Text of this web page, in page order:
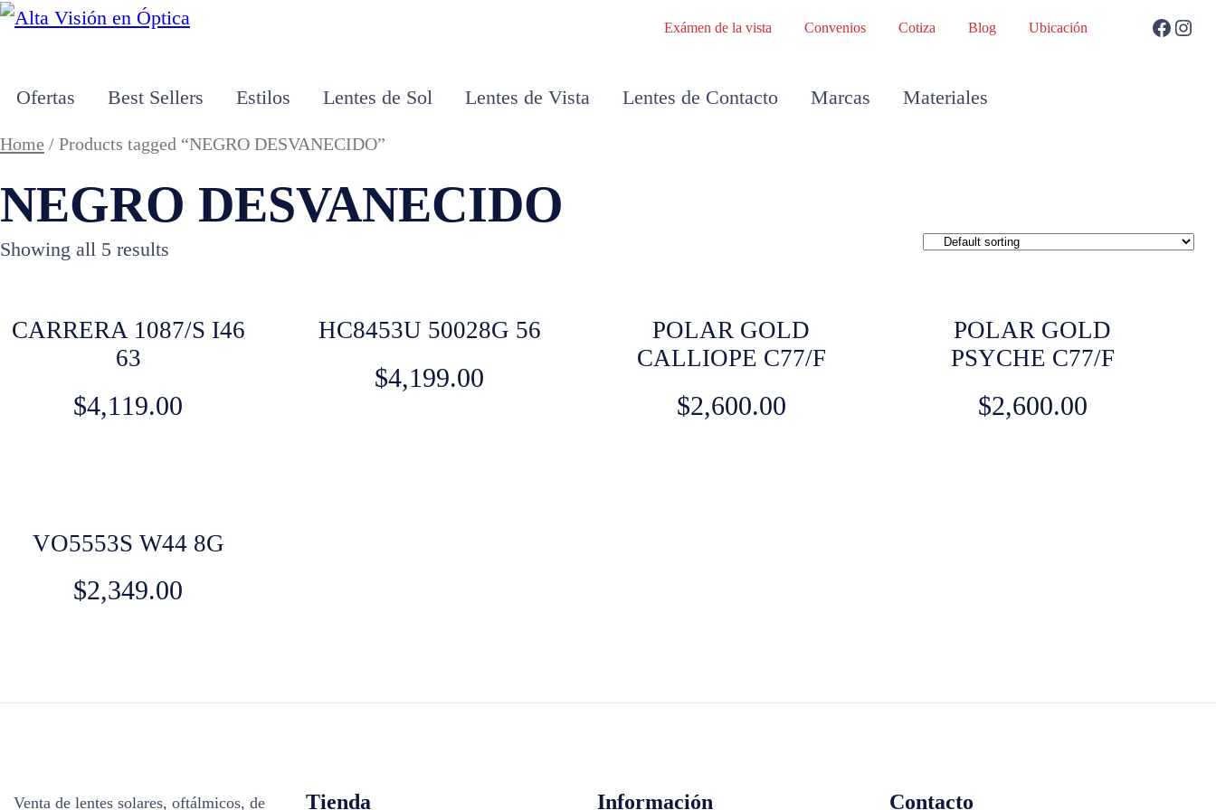
Exámen de la vista Convenios Cotiza Blog Ubicación
Ofertas Best Sellers Estilos Lentes de Sol Lentes de Vista Lentes de Contacto Marcas Materiales
Home / Products tagged “NEGRO DESVANECIDO”
NEGRO DESVANECIDO
Showing all 5 results
CARRERA 1087/S I46
63
$4,119.00
HC8453U 50028G 56
$4,199.00
POLAR GOLD
CALLIOPE C77/F
$2,600.00
POLAR GOLD
PSYCHE C77/F
$2,600.00
VO5553S W44 8G
$2,349.00
Venta de lentes solares, oftálmicos, de Tienda Información Contacto